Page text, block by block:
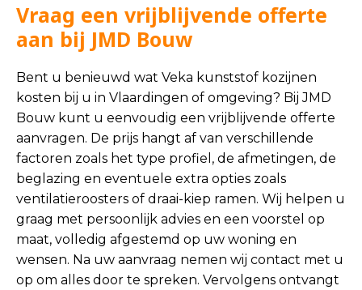
Vraag een vrijblijvende offerte
aan bij JMD Bouw
Bent u benieuwd wat Veka kunststof kozijnen
kosten bij u in Vlaardingen of omgeving? Bij JMD
Bouw kunt u eenvoudig een vrijblijvende offerte
aanvragen. De prijs hangt af van verschillende
factoren zoals het type profiel, de afmetingen, de
beglazing en eventuele extra opties zoals
ventilatieroosters of draai-kiep ramen. Wij helpen u
graag met persoonlijk advies en een voorstel op
maat, volledig afgestemd op uw woning en
wensen. Na uw aanvraag nemen wij contact met u
op om alles door te spreken. Vervolgens ontvangt